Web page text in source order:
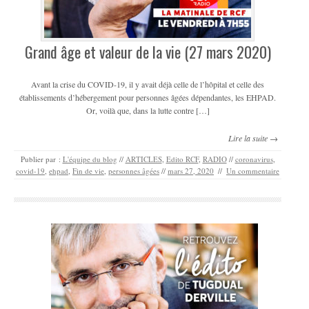
Grand âge et valeur de la vie (27 mars 2020)
Avant la crise du COVID-19, il y avait déjà celle de l’hôpital et celle des
établissements d’hébergement pour personnes âgées dépendantes, les EHPAD.
Or, voilà que, dans la lutte contre […]
Lire la suite →
Publier par : L'équipe du blog // ARTICLES, Edito RCF, RADIO // coronavirus,
covid-19 ehpad Fin de vie personnes âgées // mars 27, 2020 // Un commentaire